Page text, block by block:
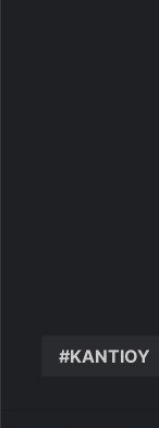
ΚΑΝΤΙΟΥ